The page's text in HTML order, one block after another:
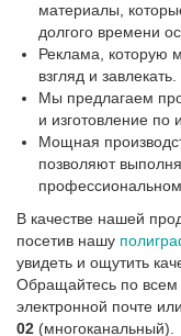
материалы,
долгого времени
Реклама, которую
взгляд и завлекать.
Мы предлагаем
и изготовление по
Мощная
позволяют
В качестве нашей
посетив нашу
увидеть и ощутить
Обращайтесь по
электронной почте
02 (многоканальный).